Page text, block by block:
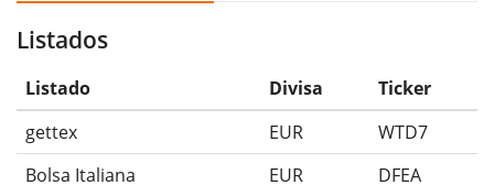
Listados
Listado Divisa
Ticker
gettex
EUR
WTD7
Bolsa Italiana
EUR
DFEA